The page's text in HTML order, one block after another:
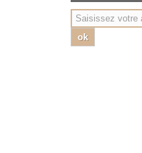
ok